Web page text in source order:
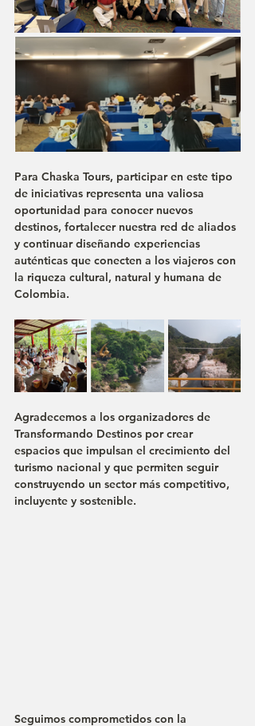
Para Chaska Tours, participar en este tipo
de iniciativas representa una valiosa
oportunidad para conocer nuevos
destinos, fortalecer nuestra red de aliados
y continuar diseñando experiencias
auténticas que conecten a los viajeros con
la riqueza cultural, natural y humana de
Colombia.
Agradecemos a los organizadores de
Transformando Destinos por crear
espacios que impulsan el crecimiento del
turismo nacional y que permiten seguir
construyendo un sector más competitivo,
incluyente y sostenible.
Seguimos comprometidos con la